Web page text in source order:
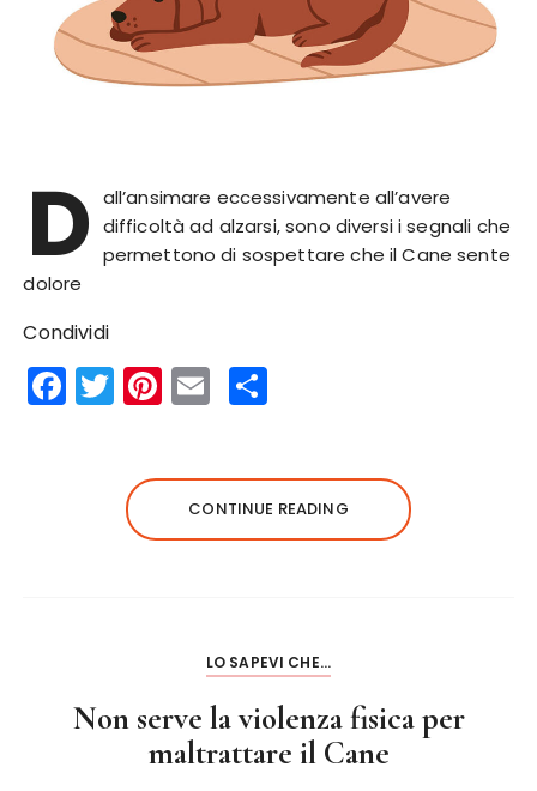
D all’ansimare eccessivamente all’avere
difficoltà ad alzarsi, sono diversi i segnali che
permettono di sospettare che il Cane sente
dolore
Condividi
F
a
T
w
te
r
Pi
n
re
st
E
m
l re
CONTINUE READING
LO SAPEVI CHE...
Non serve la violenza fisica per
maltrattare il Cane